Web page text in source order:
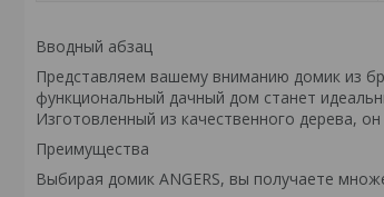
Вводный абзац
Представляем вашему вниманию домик из
функциональный дачный дом станет
Изготовленный из качественного дерева,
Преимущества
Выбирая домик ANGERS, вы получаете